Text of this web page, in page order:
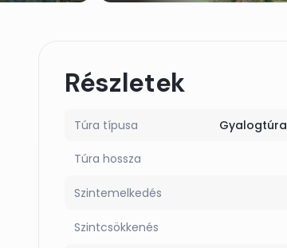
Részletek
Túra típusa Gyalogtúra
Túra hossza
Szintemelkedés
Szintcsökkenés